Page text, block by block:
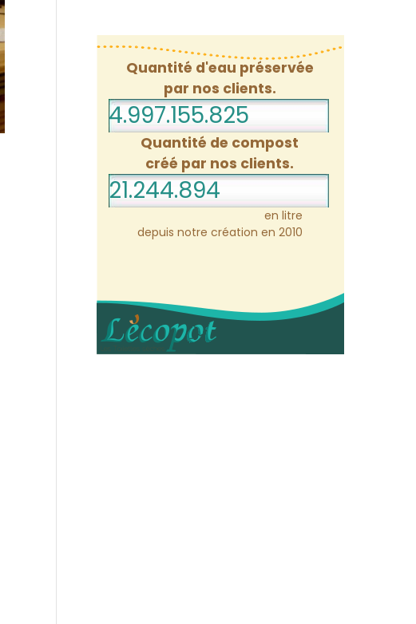
Quantité d'eau préservée
par nos clients.
4.997.155.846
Quantité de compost
créé par nos clients.
21.244.894
en litre
depuis notre création en 2010